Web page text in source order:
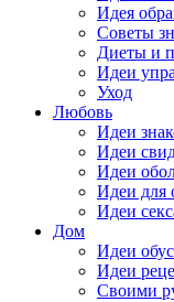
Идея
Советы
Диеты и
Идеи
Уход
Любовь
Идеи
Идеи
Идеи
Идеи для
Идеи
Дом
Идеи
Идеи
Своими